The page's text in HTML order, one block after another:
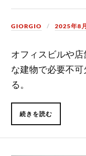
GIORGIO 2025年8
オフィスビルや
な建物で必要不
る。
続きを読む